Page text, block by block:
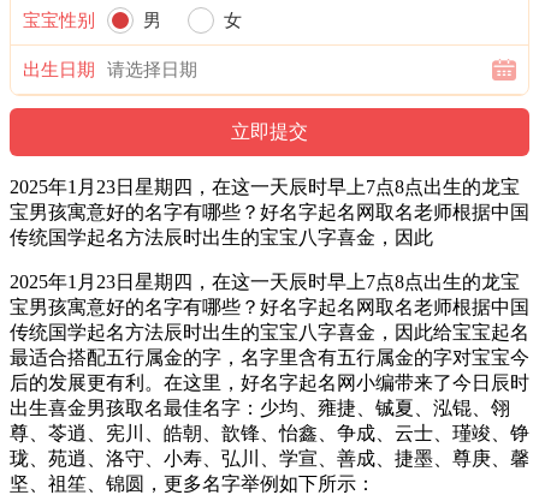
宝宝性别 男 女
出生日期
2025年1月23日星期四，在这一天辰时早上7点8点出生的龙宝
宝男孩寓意好的名字有哪些？好名字起名网取名老师根据中国
传统国学起名方法辰时出生的宝宝八字喜金，因此
2025年1月23日星期四，在这一天辰时早上7点8点出生的龙宝
宝男孩寓意好的名字有哪些？好名字起名网取名老师根据中国
传统国学起名方法辰时出生的宝宝八字喜金，因此给宝宝起名
最适合搭配五行属金的字，名字里含有五行属金的字对宝宝今
后的发展更有利。在这里，好名字起名网小编带来了今日辰时
出生喜金男孩取名最佳名字：少均、雍捷、铖夏、泓锟、翎
尊、苓逍、宪川、皓朝、歆锋、怡鑫、争成、云士、瑾竣、铮
珑、苑逍、洛守、小寿、弘川、学宣、善成、捷墨、尊庚、馨
坚、祖笙、锦圆，更多名字举例如下所示：